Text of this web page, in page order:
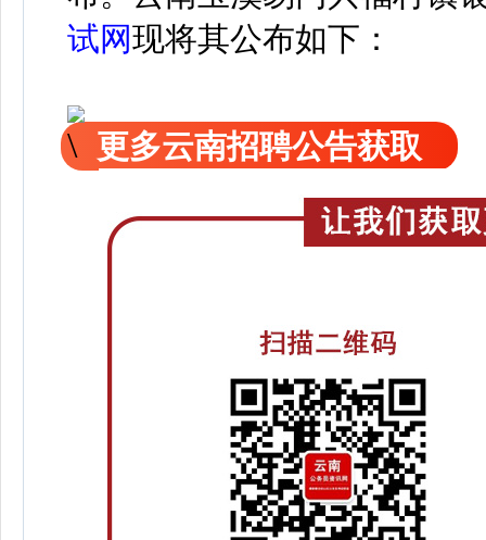
试网现将其公布如下：
更多云南招聘公告获取